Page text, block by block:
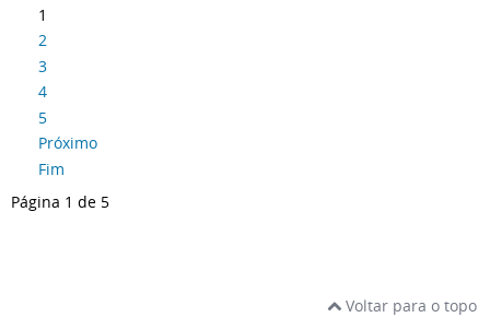
1
2
3
4
5
Próximo
Fim
Página 1 de 5
Voltar para o topo